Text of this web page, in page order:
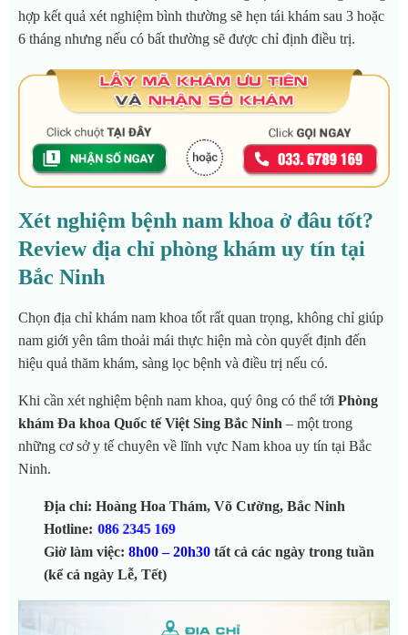
hợp kết quả xét nghiệm bình thường sẽ hẹn tái khám sau 3 hoặc
6 tháng nhưng nếu có bất thường sẽ được chỉ định điều trị.
Xét nghiệm bệnh nam khoa ở đâu tốt?
Review địa chỉ phòng khám uy tín tại
Bắc Ninh
Chọn địa chỉ khám nam khoa tốt rất quan trọng, không chỉ giúp
nam giới yên tâm thoải mái thực hiện mà còn quyết định đến
hiệu quả thăm khám, sàng lọc bệnh và điều trị nếu có.
Khi cần xét nghiệm bệnh nam khoa, quý ông có thể tới Phòng
khám Đa khoa Quốc tế Việt Sing Bắc Ninh – một trong
những cơ sở y tế chuyên về lĩnh vực Nam khoa uy tín tại Bắc
Ninh.
Địa chỉ: Hoàng Hoa Thám, Võ Cường, Bắc Ninh
Hotline: 086 2345 169
Giờ làm việc: 8h00 – 20h30 tất cả các ngày trong tuần
(kể cả ngày Lễ, Tết)